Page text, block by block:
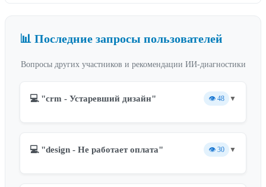
📊 Последние запросы пользователей
Вопросы других участников и рекомендации ИИ-диагностики
💻 "crm - Устаревший дизайн" 👁️ 48 ▼
💻 "design - Не работает оплата" 👁️ 30 ▼